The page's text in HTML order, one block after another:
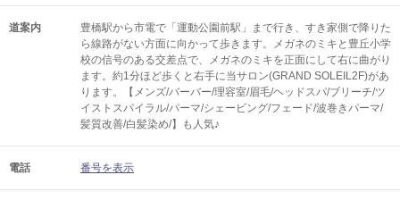
道案内
豊橋駅から市電で「運動公園前駅」まで行き、すき家側で降りた
ら線路がない方面に向かって歩きます。メガネのミキと豊丘小学
校の信号のある交差点で、メガネのミキを正面にして右に曲がり
ます。約1分ほど歩くと右手に当サロン(GRAND SOLEIL2F)があ
ります。【メンズ/バーバー/理容室/眉毛/ヘッドスパ/ブリーチ/ツ
イストスパイラル/パーマ/シェービング/フェード/波巻きパーマ/
髪質改善/白髪染め/】も人気♪
電話 番号を表示